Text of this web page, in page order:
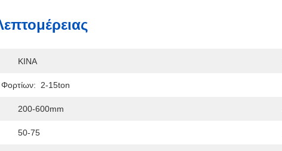
ΚΙΝΑ
Φορτίων: 2-15ton
200-600mm
50-75